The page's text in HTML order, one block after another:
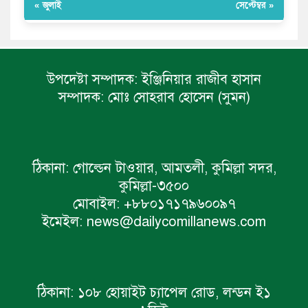
« জুলাই সেপ্টেম্বর »
উপদেষ্টা সম্পাদক: ইঞ্জিনিয়ার রাজীব হাসান
সম্পাদক: মোঃ সোহরাব হোসেন (সুমন)
ঠিকানা: গোল্ডেন টাওয়ার, আমতলী, কুমিল্লা সদর,
কুমিল্লা-৩৫০০
মোবাইল: +৮৮০১৭১৭৯৬০০৯৭
ইমেইল: news@dailycomillanews.com
ঠিকানা: ১০৮ হোয়াইট চ্যাপেল রোড, লন্ডন ই১